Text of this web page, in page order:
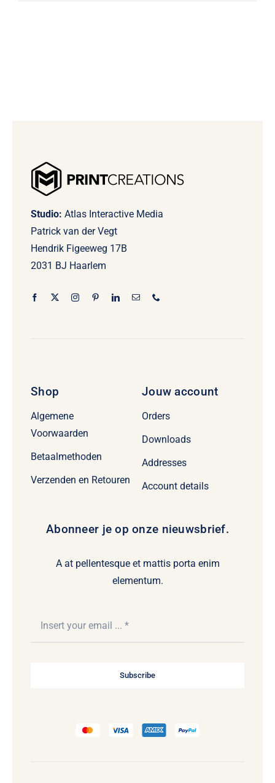
Studio: Atlas Interactive Media
Patrick van der Vegt
Hendrik Figeeweg 17B
2031 BJ Haarlem
Shop
Algemene
Voorwaarden
Betaalmethoden
Verzenden en Retouren
Jouw account
Orders
Downloads
Addresses
Account details
Abonneer je op onze nieuwsbrief.
A at pellentesque et mattis porta enim
elementum.
Subscribe